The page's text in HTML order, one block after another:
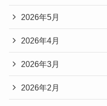
2026年5月
2026年4月
2026年3月
2026年2月